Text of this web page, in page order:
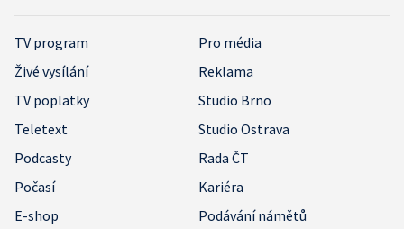
TV program
Pro média
Živé vysílání
Reklama
TV poplatky
Studio Brno
Teletext
Studio Ostrava
Podcasty
Rada ČT
Počasí
Kariéra
E-shop
Podávání námětů